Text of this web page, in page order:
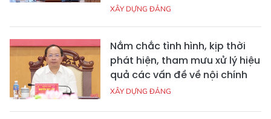
XÂY DỰNG ĐẢNG
Nắm chắc tình hình, kịp thời
phát hiện, tham mưu xử lý hiệu
quả các vấn đề về nội chính
XÂY DỰNG ĐẢNG